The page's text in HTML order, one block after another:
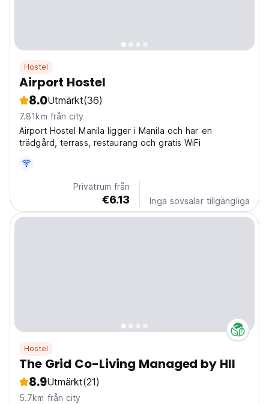
Hostel
Airport Hostel
8.0Utmärkt(36)
7.81km från city
Airport Hostel Manila ligger i Manila och har en
trädgård, terrass, restaurang och gratis WiFi
Privatrum från
€6.13 Inga sovsalar tillgängliga
Hostel
The Grid Co-Living Managed by HII
8.9Utmärkt(21)
5.7km från city